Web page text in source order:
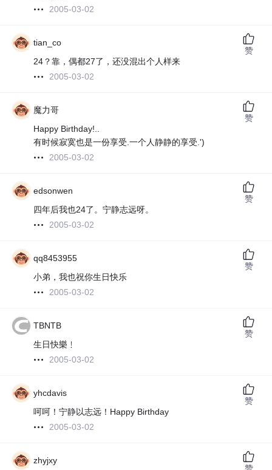
2005-03-02
tian_co
24？靠，偶都27了，还没混出个人样来
2005-03-02
赞
魔力哥
Happy Birthday!..
有时候寂寞也是一份享受.一个人静静的享受.')
2005-03-02
赞
edsonwen
四年后我也24了。宁静志远呀。
2005-03-02
赞
qq8453955
小弟，我也祝你生日快乐
2005-03-02
赞
TBNTB
生日快樂﹗
2005-03-02
赞
yhcdavis
呵呵！宁静以志远！Happy Birthday
2005-03-02
赞
zhyjxy
赞